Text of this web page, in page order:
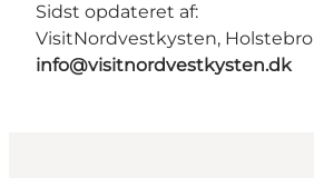
Sidst opdateret af:
VisitNordvestkysten, Holstebro
info@visitnordvestkysten.dk